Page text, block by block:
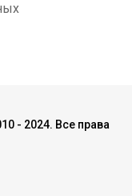
- 2024. Все права